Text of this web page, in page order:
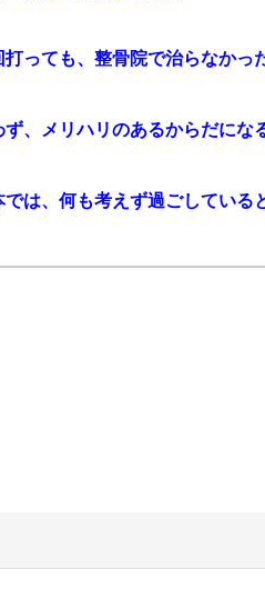
打っても、整骨院で治らなかっ
ず、メリハリのあるからだにな
では、何も考えず過ごしている